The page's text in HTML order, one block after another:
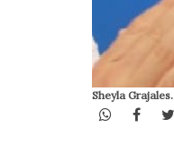
Sheyla
WhatsApp